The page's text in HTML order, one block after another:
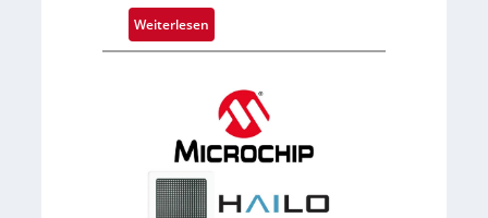
Weiterlesen
B
s